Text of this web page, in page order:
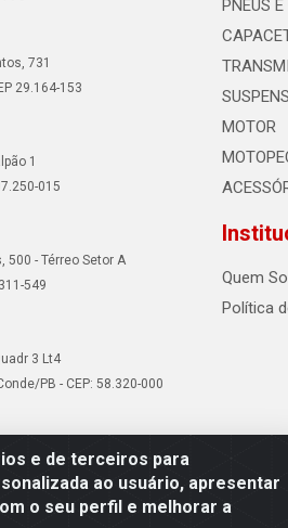
e de terceiros para
ao usuário, apresentar
o seu perfil e melhorar a
731
29.164-153
1
015
500 - Térreo Setor A
549
3 Lt4
PB - CEP: 58.320-000
PNEUS
MOTOR
Quem
Política
- Rua Francisco Sousa dos